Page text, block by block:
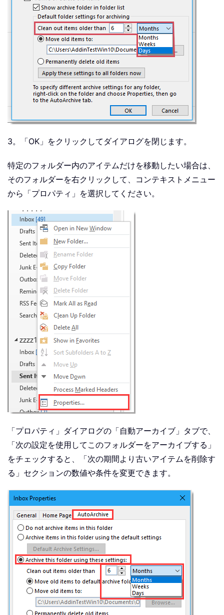
3。「OK」をクリックしてダイアログを閉じます。
特定のフォルダー内のアイテムだけを移動したい場合は、
そのフォルダーを右クリックして、コンテキストメニュー
から「プロパティ」を選択してください。
「プロパティ」ダイアログの「自動アーカイブ」タブで、
「次の設定を使用してこのフォルダーをアーカイブする」
をチェックすると、「次の期間より古いアイテムを削除す
る」セクションの数値や条件を変更できます。